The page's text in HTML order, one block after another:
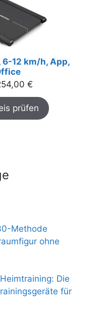
12 km/h, App,
€
€Aktueller
Preis
ist:
254,00 €.
prüfen
Methode
ohne
Die
für